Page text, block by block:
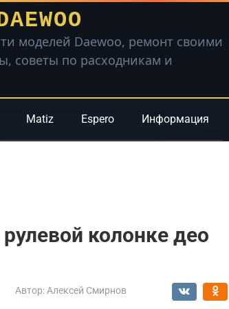
моделей Daewoo, ремонт своими
советы по расходникам и
Matiz Espero Информация
колонке део
Автор: Алексей Смирнов